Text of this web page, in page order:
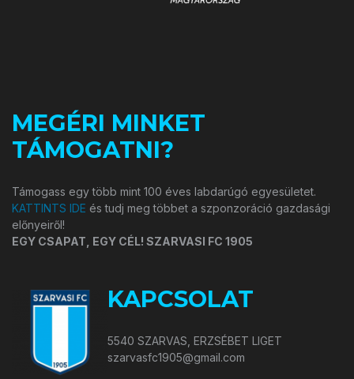
MEGÉRI MINKET
TÁMOGATNI?
Támogass egy több mint 100 éves labdarúgó egyesületet.
KATTINTS IDE és tudj meg többet a szponzoráció gazdasági
előnyeiről!
EGY CSAPAT, EGY CÉL! SZARVASI FC 1905
KAPCSOLAT
5540 SZARVAS, ERZSÉBET LIGET
szarvasfc1905@gmail.com